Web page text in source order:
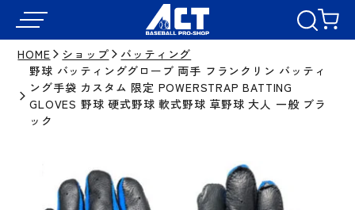
HOME ショップ
バッティング
野球 バッティンググローブ 両手 フランクリン バッティ
ング手袋 カスタム 限定 POWERSTRAP BATTING
GLOVES 野球 硬式野球 軟式野球 草野球 大人 一般 ブラ
ック